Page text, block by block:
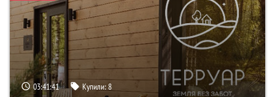
03:41:39 Купили:8